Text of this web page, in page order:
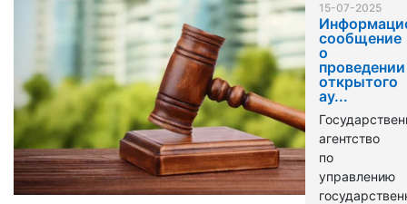
15-07-2025
сообщение
о
проведении
открытого
ау...
агентство
по
управлению